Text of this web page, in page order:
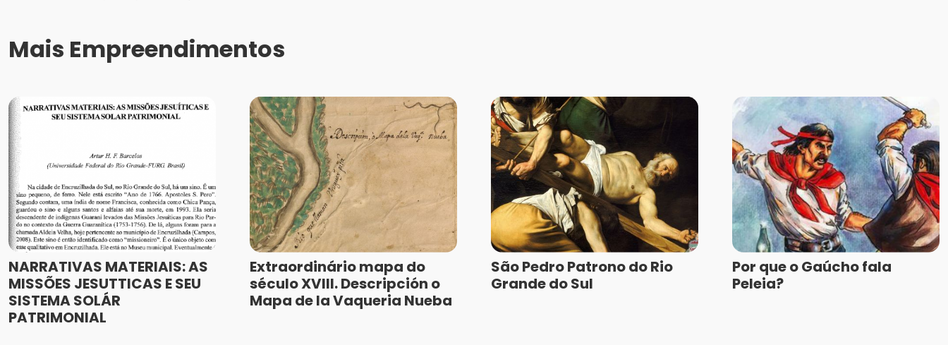
Mais Empreendimentos
NARRATIVAS MATERIAIS: AS
MISSÕES JESUTTICAS E SEU
SISTEMA SOLÁR
PATRIMONIAL
Extraordinário mapa do
século XVIII. Descripción o
Mapa de la Vaqueria Nueba
São Pedro Patrono do Rio
Grande do Sul
Por que o Gaúcho fala
Peleia?